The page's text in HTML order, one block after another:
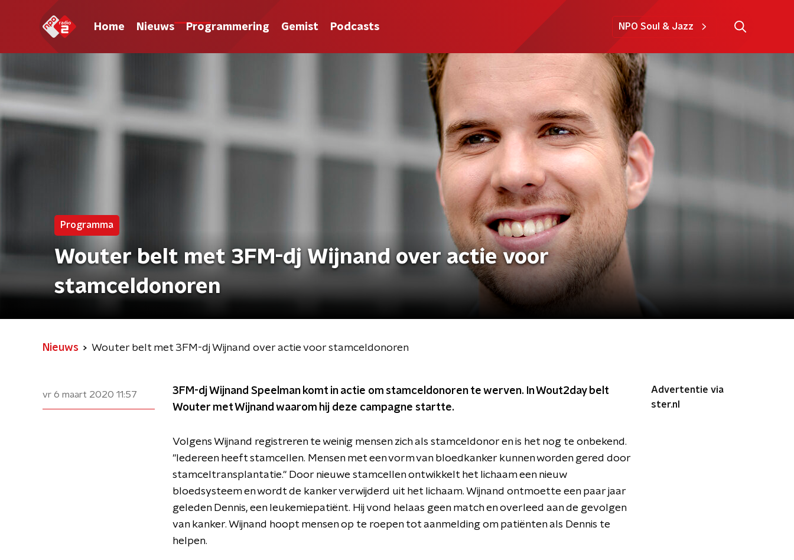
Home Nieuws Programmering Gemist Podcasts NPO Soul & Jazz
Programma
Wouter belt met 3FM-dj Wijnand over actie voor
stamceldonoren
Nieuws Wouter belt met 3FM-dj Wijnand over actie voor stamceldonoren
vr 6 maart 2020 11:57
3FM-dj Wijnand Speelman komt in actie om stamceldonoren te werven. In Wout2day belt
Wouter met Wijnand waarom hij deze campagne startte.
Volgens Wijnand registreren te weinig mensen zich als stamceldonor en is het nog te onbekend.
"Iedereen heeft stamcellen. Mensen met een vorm van bloedkanker kunnen worden gered door
stamceltransplantatie." Door nieuwe stamcellen ontwikkelt het lichaam een nieuw
bloedsysteem en wordt de kanker verwijderd uit het lichaam. Wijnand ontmoette een paar jaar
geleden Dennis, een leukemiepatiënt. Hij vond helaas geen match en overleed aan de gevolgen
van kanker. Wijnand hoopt mensen op te roepen tot aanmelding om patiënten als Dennis te
helpen.
Advertentie via
ster.nl